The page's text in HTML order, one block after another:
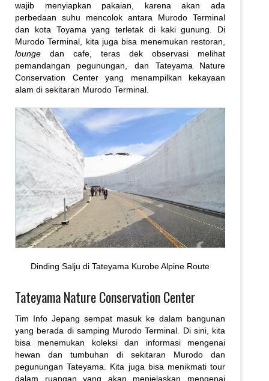
wajib menyiapkan pakaian, karena akan ada
perbedaan suhu mencolok antara Murodo Terminal
dan kota Toyama yang terletak di kaki gunung. Di
Murodo Terminal, kita juga bisa menemukan restoran,
lounge dan cafe, teras dek observasi melihat
pemandangan pegunungan, dan Tateyama Nature
Conservation Center yang menampilkan kekayaan
alam di sekitaran Murodo Terminal.
Dinding Salju di Tateyama Kurobe Alpine Route
Tateyama Nature Conservation Center
Tim Info Jepang sempat masuk ke dalam bangunan
yang berada di samping Murodo Terminal. Di sini, kita
bisa menemukan koleksi dan informasi mengenai
hewan dan tumbuhan di sekitaran Murodo dan
pegunungan Tateyama. Kita juga bisa menikmati tour
dalam ruangan yang akan menjelaskan mengenai